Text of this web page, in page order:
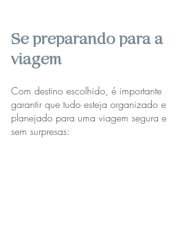
Se preparando para a
viagem
Com destino escolhido, é importante
garantir que tudo esteja organizado e
planejado para uma viagem segura e
sem surpresas: